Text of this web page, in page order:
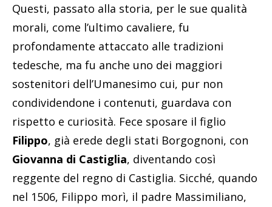
Questi, passato alla storia, per le sue qualità
morali, come l’ultimo cavaliere, fu
profondamente attaccato alle tradizioni
tedesche, ma fu anche uno dei maggiori
sostenitori dell’Umanesimo cui, pur non
condividendone i contenuti, guardava con
rispetto e curiosità. Fece sposare il figlio
Filippo, già erede degli stati Borgognoni, con
Giovanna di Castiglia, diventando così
reggente del regno di Castiglia. Sicché, quando
nel 1506, Filippo morì, il padre Massimiliano,